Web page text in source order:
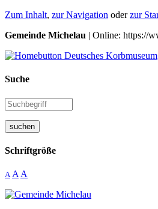
Zum Inhalt, zur Navigation oderzur
Gemeinde Michelau | Online: https://
Suche
suchen
Schriftgröße
A A A